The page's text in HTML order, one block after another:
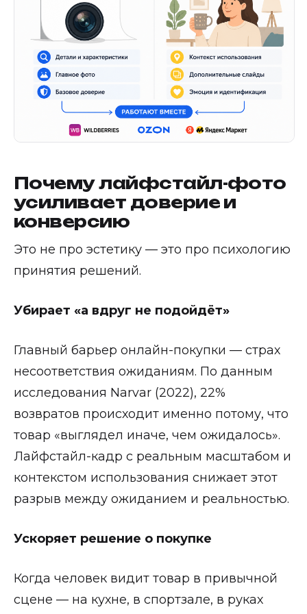
Почему лайфстайл-фото
усиливает доверие и
конверсию
Это не про эстетику — это про психологию
принятия решений.
Убирает «а вдруг не подойдёт»
Главный барьер онлайн-покупки — страх
несоответствия ожиданиям. По данным
исследования Narvar (2022), 22%
возвратов происходит именно потому, что
товар «выглядел иначе, чем ожидалось».
Лайфстайл-кадр с реальным масштабом и
контекстом использования снижает этот
разрыв между ожиданием и реальностью.
Ускоряет решение о покупке
Когда человек видит товар в привычной
сцене — на кухне, в спортзале, в руках